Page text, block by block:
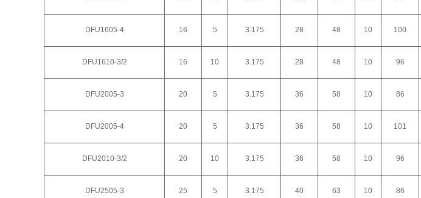
DFU1605-4 16 5 3.175 28 48 10 100
DFU1610-3/2 16 10 3.175 28 48 10 96
DFU2005-3 20 5 3.175 36 58 10 86
DFU2005-4 20 5 3.175 36 58 10 101
DFU2010-3/2 20 10 3.175 36 58 10 96
DFU2505-3 25 5 3.175 40 63 10 86